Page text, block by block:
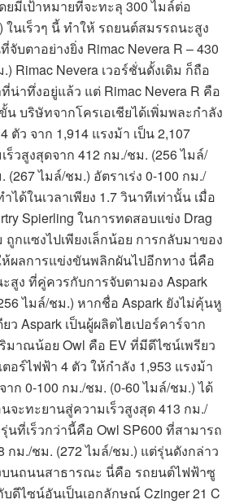
ยมีเป้าหมายที่จะทะลุ 300 ไมล์ต่อ
ในเร็วๆ นี้ ทำให้ รถยนต์สมรรถนะสูง
บตาอย่างยิ่ง Rimac Nevera R – 430
Rimac Nevera เวอร์ชั่นดั้งเดิม ก็ถือ
น่าทึ่งอยู่แล้ว แต่ Rimac Nevera R คือ
บริษัทจากโครเอเชียได้เพิ่มพละกำลัง
ตัว จาก 1,914 แรงม้า เป็น 2,107
ร็วสูงสุดจาก 412 กม./ชม. (256 ไมล์/
(267 ไมล์/ชม.) อัตราเร่ง 0-100 กม./
ได้ในเวลาเพียง 1.7 วินาทีเท่านั้น เมื่อ
Spierling ในการทดสอบแข่ง Drag
ถูกแซงไปเพียงเล็กน้อย การกลับมาของ
ห้ผลการแข่งขันพลิกผันไปอีกทาง นี่คือ
สูง ที่คู่ควรกับการจับตามอง Aspark
ไมล์/ชม.) หากชื่อ Aspark ยังไม่คุ้นหู
Aspark เป็นผู้ผลิตไฮเปอร์คาร์จาก
าณน้อย Owl คือ EV ที่มีดีไซน์เพรียว
อร์ไฟฟ้า 4 ตัว ให้กำลัง 1,953 แรงม้า
าก 0-100 กม./ชม. (0-60 ไมล์/ชม.) ได้
จะทะยานสู่ความเร็วสูงสุด 413 กม./
นที่เร็วกว่านี้คือ Owl SP600 ที่สามารถ
กม./ชม. (272 ไมล์/ชม.) แต่รุ่นดังกล่าว
นถนนสาธารณะ นี่คือ รถยนต์ไฟฟ้าซู
ดีไซน์อันเป็นเอกลักษณ์ Czinger 21 C